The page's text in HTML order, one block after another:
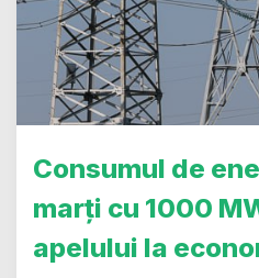
Consumul de
marți cu 1000
apelului la